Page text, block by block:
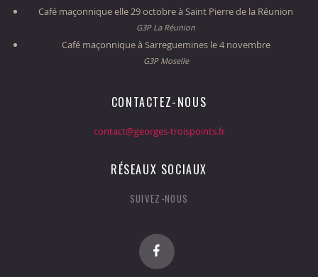
Café maçonnique elle 29 octobre à Saint Pierre de la Réunion
G3P La Réunion
Café maçonnique à Sarreguemines le 4 novembre
G3P Moselle
CONTACTEZ-NOUS
contact@georges-troispoints.fr
RÉSEAUX SOCIAUX
SUIVEZ-NOUS